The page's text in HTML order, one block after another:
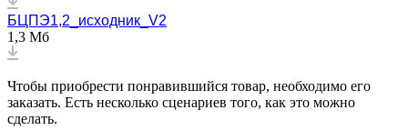
БЦПЭ1,2_исходник_V2
1,3 Мб
Чтобы приобрести понравившийся товар, необходимо его
заказать. Есть несколько сценариев того, как это можно
сделать.